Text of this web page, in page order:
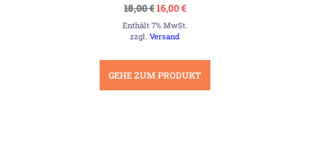
18,00€Ursprünglicher
Preis
war:
18,00 €
16,00€Aktueller
ist:
Enthält 7% MwSt.
zzgl.Versand
GEHE ZUM PRODUKT